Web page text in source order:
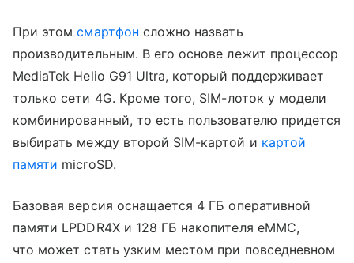
При этомсмартфон сложно назвать
производительным. В его основе лежит процессор
MediaTek Helio G91 Ultra, который поддерживает
только сети 4G. Кроме того, SIM-лоток у модели
комбинированный, то есть пользователю придется
выбирать между второй SIM-картой и картой
памяти microSD.
Базовая версия оснащается 4 ГБ оперативной
памяти LPDDR4X и 128 ГБ накопителя eMMC,
что может стать узким местом при повседневном